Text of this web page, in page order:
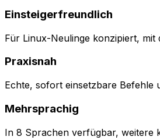
Einsteigerfreundlich
Für Linux-Neulinge konzipiert, mit
Praxisnah
Echte, sofort einsetzbare Befehle
Mehrsprachig
In 8 Sprachen verfügbar, weitere